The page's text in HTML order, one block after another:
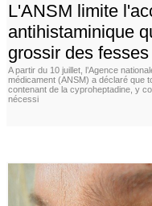
L'ANSM limite
antihistaminique
grossir des
A partir du 10 juillet, l’Agence
médicament (ANSM) a déclaré que
contenant de la cyproheptadine, y
nécessi